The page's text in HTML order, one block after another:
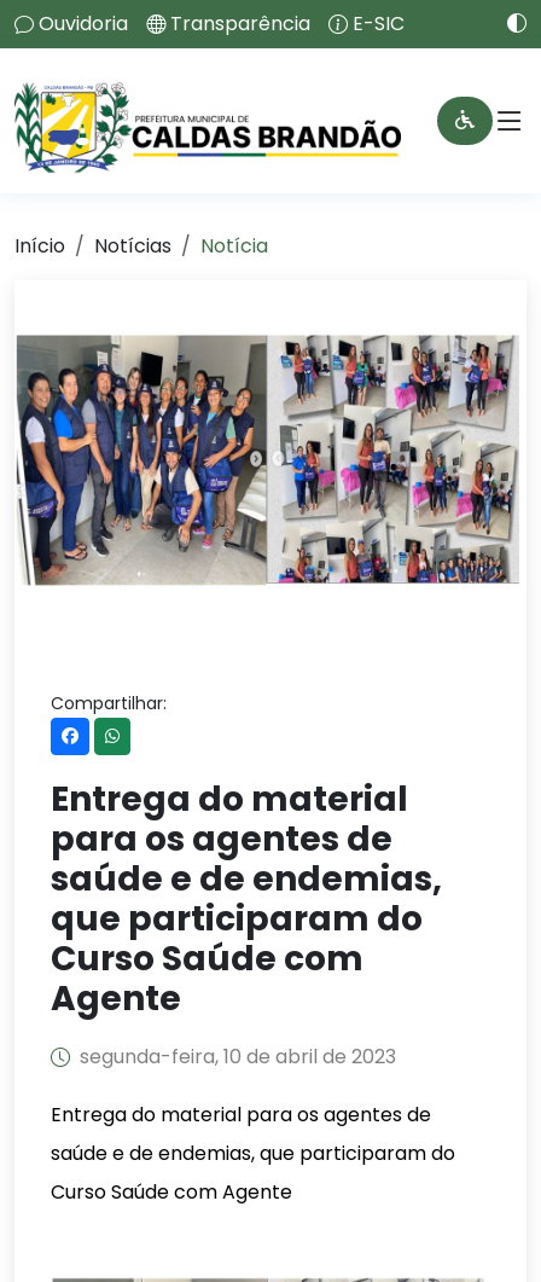
Ouvidoria Transparência E-SIC
Início Notícias Notícia
Compartilhar:
Entrega do material
para os agentes de
saúde e de endemias,
que participaram do
Curso Saúde com
Agente
segunda-feira, 10 de abril de 2023
Entrega do material para os agentes de
saúde e de endemias, que participaram do
Curso Saúde com Agente